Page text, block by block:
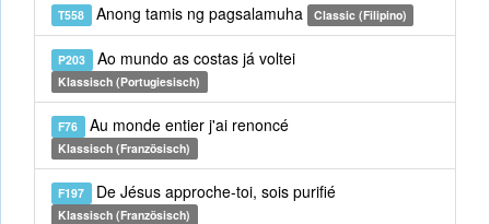
T558 Anong tamis ng pagsalamuha Classic (Filipino)
P203 Ao mundo as costas já voltei
Klassisch (Portugiesisch)
F76 Au monde entier j'ai renoncé
Klassisch (Französisch)
F197 De Jésus approche-toi, sois purifié
Klassisch (Französisch)